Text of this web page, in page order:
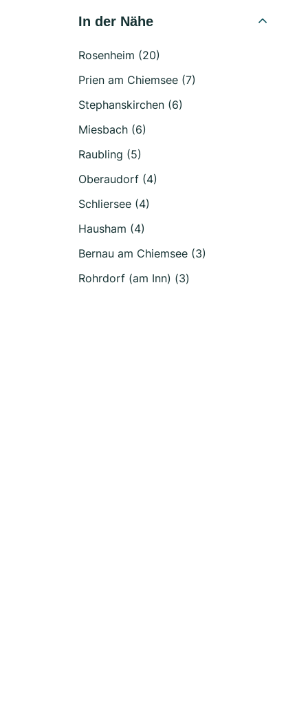
In der Nähe
Rosenheim (20)
Prien am Chiemsee (7)
Stephanskirchen (6)
Miesbach (6)
Raubling (5)
Oberaudorf (4)
Schliersee (4)
Hausham (4)
Bernau am Chiemsee (3)
Rohrdorf (am Inn) (3)